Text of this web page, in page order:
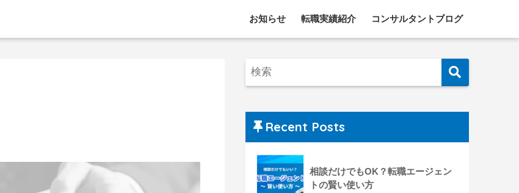
お知らせ 転職実績紹介 コンサルタントブログ
Recent Posts
相談だけでもOK？転職エージェン
トの賢い使い方